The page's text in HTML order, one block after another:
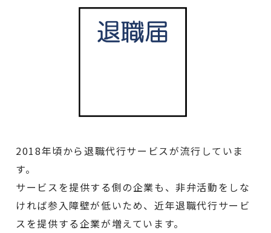
2018年頃から退職代行サービスが流行していま
す。
サービスを提供する側の企業も、非弁活動をしな
ければ参入障壁が低いため、近年退職代行サービ
スを提供する企業が増えています。